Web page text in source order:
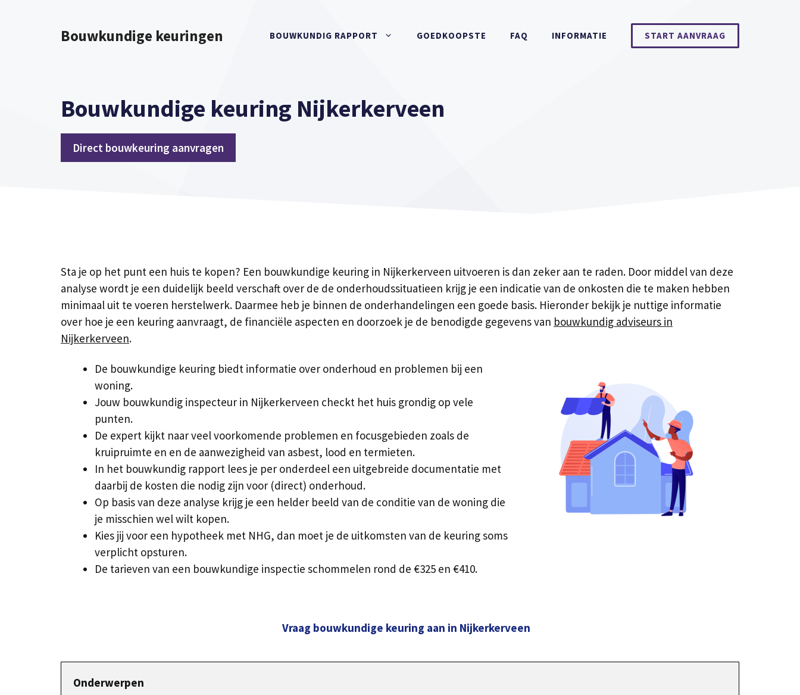
Bouwkundige keuringen BOUWKUNDIG RAPPORT GOEDKOOPSTE FAQ INFORMATIE START AANVRAAG
Bouwkundige keuring Nijkerkerveen
Direct bouwkeuring aanvragen
Sta je op het punt een huis te kopen? Een bouwkundige keuring in Nijkerkerveen uitvoeren is dan zeker aan te raden. Door middel van deze
analyse wordt je een duidelijk beeld verschaft over de de onderhoudssituatieen krijg je een indicatie van de onkosten die te maken hebben
minimaal uit te voeren herstelwerk. Daarmee heb je binnen de onderhandelingen een goede basis. Hieronder bekijk je nuttige informatie
over hoe je een keuring aanvraagt, de financiële aspecten en doorzoek je de benodigde gegevens van bouwkundig adviseurs in
Nijkerkerveen.
De bouwkundige keuring biedt informatie over onderhoud en problemen bij een
woning.
Jouw bouwkundig inspecteur in Nijkerkerveen checkt het huis grondig op vele
punten.
De expert kijkt naar veel voorkomende problemen en focusgebieden zoals de
kruipruimte en en de aanwezigheid van asbest, lood en termieten.
In het bouwkundig rapport lees je per onderdeel een uitgebreide documentatie met
daarbij de kosten die nodig zijn voor (direct) onderhoud.
Op basis van deze analyse krijg je een helder beeld van de conditie van de woning die
je misschien wel wilt kopen.
Kies jij voor een hypotheek met NHG, dan moet je de uitkomsten van de keuring soms
verplicht opsturen.
De tarieven van een bouwkundige inspectie schommelen rond de €325 en €410.
Vraag bouwkundige keuring aan in Nijkerkerveen
Onderwerpen